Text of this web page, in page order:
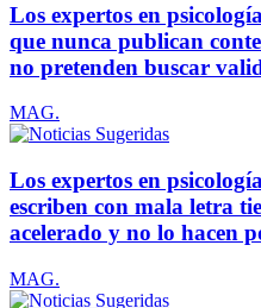
Los expertos en
que nunca publican
no pretenden buscar
MAG.
Los expertos en
escriben con mala letra
acelerado y no lo hacen
MAG.